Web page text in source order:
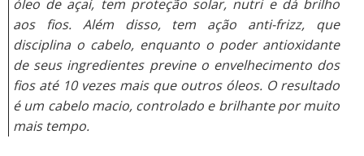
óleo de açaí, tem proteção solar, nutri e dá brilho
aos fios. Além disso, tem ação anti-frizz, que
disciplina o cabelo, enquanto o poder antioxidante
de seus ingredientes previne o envelhecimento dos
fios até 10 vezes mais que outros óleos. O resultado
é um cabelo macio, controlado e brilhante por muito
mais tempo.